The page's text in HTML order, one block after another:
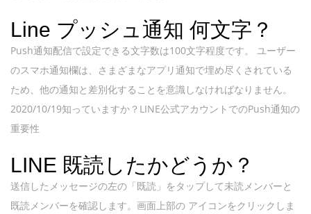
Line プッシュ通知 何文字？
Push通知配信で設定できる文字数は100文字程度です。 ユーザー
のスマホ通知欄は、さまざまなアプリ通知で埋め尽くされている
ため、他の通知と差別化することを意識しなければなりません。
2020/10/19知っていますか？LINE公式アカウントでのPush通知の
重要性
LINE 既読したかどうか？
送信したメッセージの左の「既読」をタップして未読メンバーと
既読メンバーを確認します。画面上部の アイコンをクリックしま